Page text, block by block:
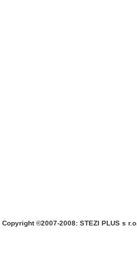
Copyright ©2007-2008: STEZI PLUS s r.o.